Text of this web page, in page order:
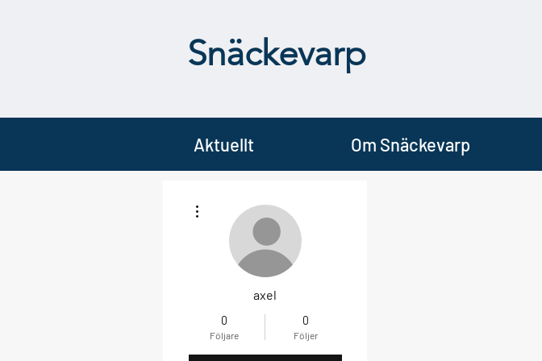
Snäckevarp
Aktuellt Om Snäckevarp
axel
0
Följare
0
Följer